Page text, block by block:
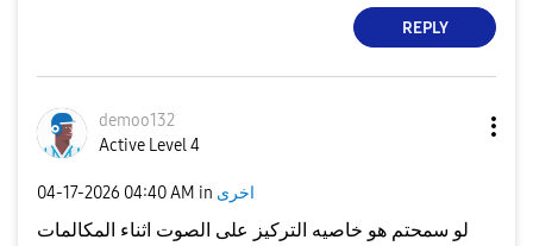
REPLY
demoo132
Active Level 4
‎04-17-2026 04:40 AM in اخرى
لو سمحتم هو خاصيه التركيز على الصوت اثناء المكالمات